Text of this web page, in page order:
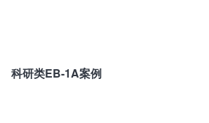
科研类EB-1A案例